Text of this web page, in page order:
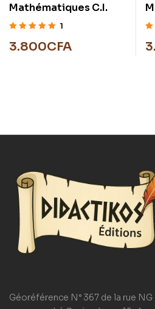
Mathématiques C.I.
5
1
3.800CFA
5
Géoréférence N° 367 de la rue